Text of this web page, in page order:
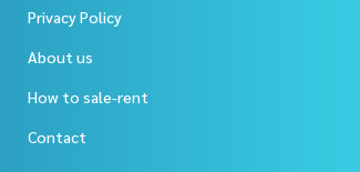
Privacy Policy
About us
How to sale-rent
Contact